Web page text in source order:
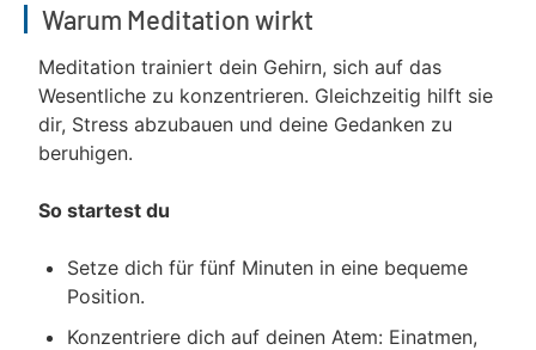
Warum Meditation wirkt
Meditation trainiert dein Gehirn, sich auf das
Wesentliche zu konzentrieren. Gleichzeitig hilft sie
dir, Stress abzubauen und deine Gedanken zu
beruhigen.
So startest du
Setze dich für fünf Minuten in eine bequeme
Position.
Konzentriere dich auf deinen Atem: Einatmen,